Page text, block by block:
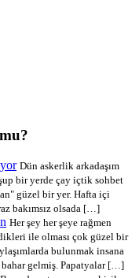
Dün askerlik arkadaşım
bir yerde çay içtik sohbet
güzel bir yer. Hafta içi
bakımsız olsada […]
Her şey her şeye rağmen
ile olması çok güzel bir
bulunmak insana
gelmiş. Papatyalar […]